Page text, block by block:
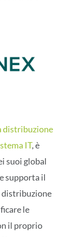
distribuzione
IT, è
suoi global
supporta il
distribuzione
le
il proprio